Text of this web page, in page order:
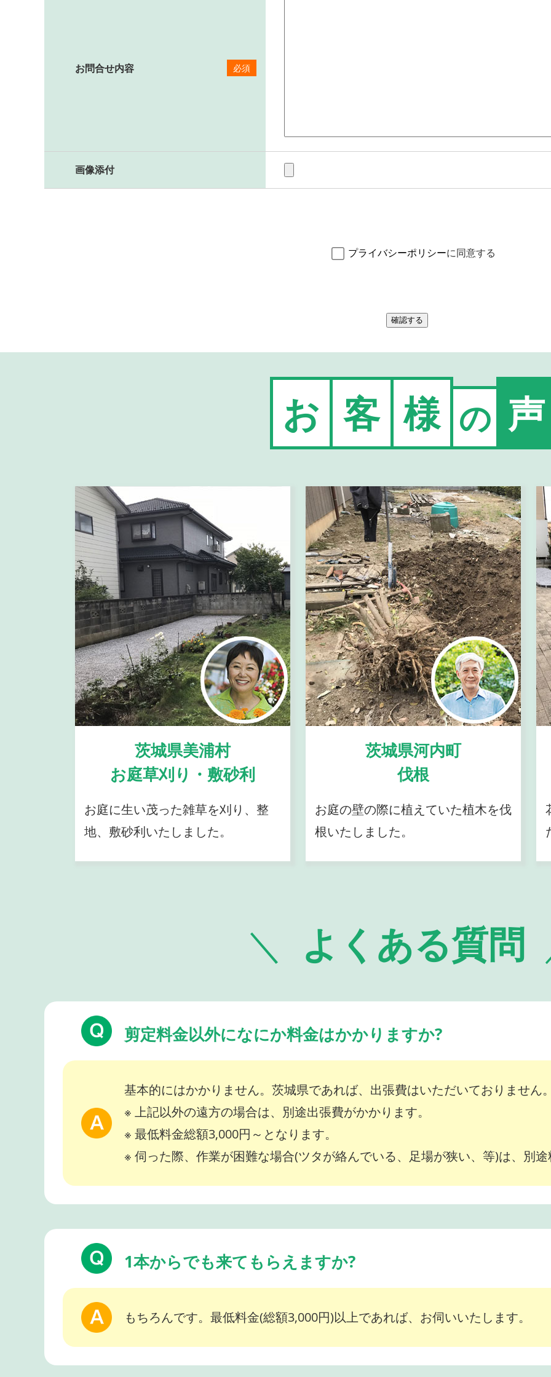
お問合せ内容 必須
画像添付
プライバシーポリシーに同意する
お 客 様 の 声
茨城県美浦村
お庭草刈り・敷砂利
お庭に生い茂った雑草を刈り、整
地、敷砂利いたしました。
茨城県河内町
伐根
お庭の壁の際に植えていた植木を伐
根いたしました。
よくある質問
剪定料金以外になにか料金はかかりますか?
基本的にはかかりません。茨城県であれば、出張費はいただいておりません
※ 上記以外の遠方の場合は、別途出張費がかかります。
※ 最低料金総額3,000円～となります。
※ 伺った際、作業が困難な場合(ツタが絡んでいる、足場が狭い、等)は、別
1本からでも来てもらえますか?
もちろんです。最低料金(総額3,000円)以上であれば、お伺いいたします。